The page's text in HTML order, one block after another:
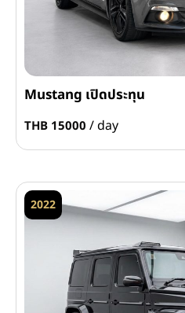
Mustang เปิดประทุน
THB 15000 / day
2022